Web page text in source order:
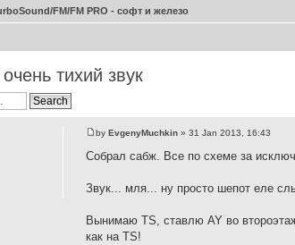
FM/FM PRO - софт и железо
тихий звук
byEvgenyMuchkin » 31 Jan 2013, 16:43
Собрал сабж. Все по схеме за
Звук... мля... ну просто шепот еле
Вынимаю TS, ставлю AY во
как на TS!